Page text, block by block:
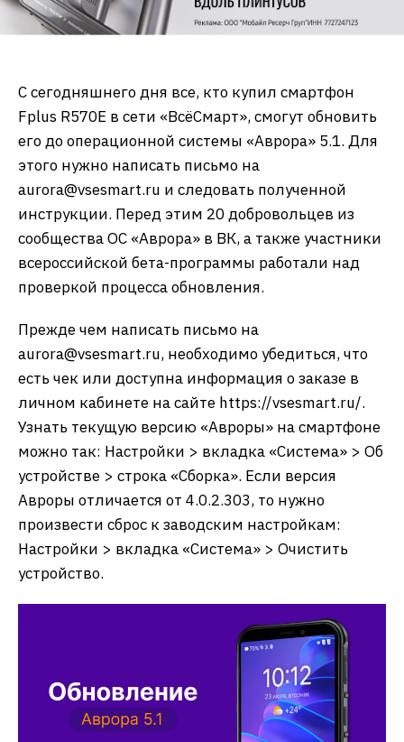
С сегодняшнего дня все, кто купил смартфон
Fplus R570E в сети «ВсёСмарт», смогут обновить
его до операционной системы «Аврора» 5.1. Для
этого нужно написать письмо на
aurora@vsesmart.ru и следовать полученной
инструкции. Перед этим 20 добровольцев из
сообщества ОС «Аврора» в ВК, а также участники
всероссийской бета-программы работали над
проверкой процесса обновления.
Прежде чем написать письмо на
aurora@vsesmart.ru, необходимо убедиться, что
есть чек или доступна информация о заказе в
личном кабинете на сайте https://vsesmart.ru/.
Узнать текущую версию «Авроры» на смартфоне
можно так: Настройки > вкладка «Система» > Об
устройстве > строка «Сборка». Если версия
Авроры отличается от 4.0.2.303, то нужно
произвести сброс к заводским настройкам:
Настройки > вкладка «Система» > Очистить
устройство.